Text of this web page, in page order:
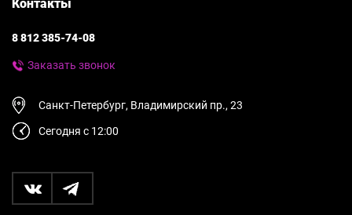
Контакты
8 812 385-74-08
Заказать звонок
Санкт-Петербург, Владимирский пр., 23
Сегодня с 12:00